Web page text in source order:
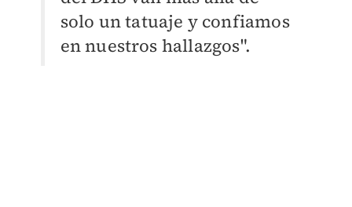
solo un tatuaje y confiamos
en nuestros hallazgos".